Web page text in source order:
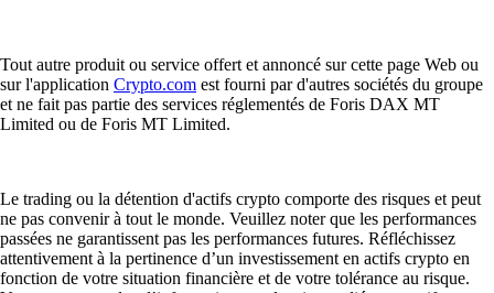
Tout autre produit ou service offert et annoncé sur cette page Web ou
sur l'application Crypto.com est fourni par d'autres sociétés du groupe
et ne fait pas partie des services réglementés de Foris DAX MT
Limited ou de Foris MT Limited.
Le trading ou la détention d'actifs crypto comporte des risques et peut
ne pas convenir à tout le monde. Veuillez noter que les performances
passées ne garantissent pas les performances futures. Réfléchissez
attentivement à la pertinence d’un investissement en actifs crypto en
fonction de votre situation financière et de votre tolérance au risque.